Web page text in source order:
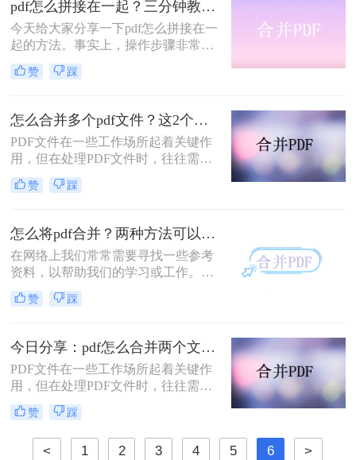
pdf怎么拼接在一起？三分钟教会你两种方法
今天给大家分享一下pdf怎么拼接在一
起的方法。事实上，操作步骤非常简
单。在这里，我们将步骤简化一下。
首先打开软件选择功能，然后添加pdf
点击转换，就可以完成pdf合并，下面
来给大家详细操作一遍。
赞 踩
怎么合并多个pdf文件？这2个方法非常简单！请低调使用
PDF文件在一些工作场所起着关键作
用，但在处理PDF文件时，往往需要
合并多个pdf文件，对于一些工作场所
很长一段时间的人来说，可能会有自
作场所的人来说，可能会不知所措。
小编恰好知道怎么合并多个pdf文件，
在这里我想和大家分享一下。
赞 踩
怎么将pdf合并？两种方法可以实现！高效简单还免费！
在网络上我们常常需要寻找一些参考
资料，以帮助我们的学习或工作。然
而，发现大部分从网上下载的材料是
PDF格式。要是我们一个一个地把它
浪费了我们的宝贵时间。所以，我们
可以结合多个PDF文件来提高我们的
阅读和学习效率！因此，今天小编想
和大家分享小编怎么将pdf合并的方
法，希望对需要合并pdf文档的朋友有
所帮助！
赞 踩
今日分享：pdf怎么合并两个文件？两种方法可以实现
PDF文件在一些工作场所起着关键作
用，但在处理PDF文件时，往往需要
合并两个pdf文件，对于一些工作场所
很长一段时间的人来说，可能会有自
己的处理方式，但对于那些刚进入工
作场所的人来说，可能会不知所措。
赞 踩
< 1 2 3 4 5 6 >